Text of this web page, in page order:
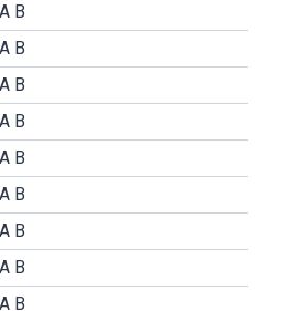
B
B
B
B
B
B
B
B
B